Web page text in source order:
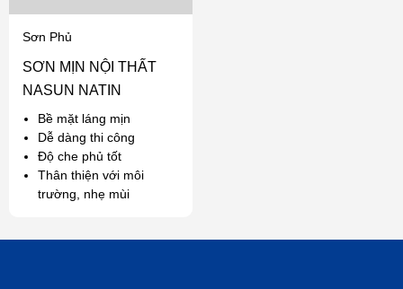
Sơn Phủ
SƠN MỊN NỘI THẤT
NASUN NATIN
Bề mặt láng mịn
Dễ dàng thi công
Độ che phủ tốt
Thân thiện với môi
trường, nhẹ mùi